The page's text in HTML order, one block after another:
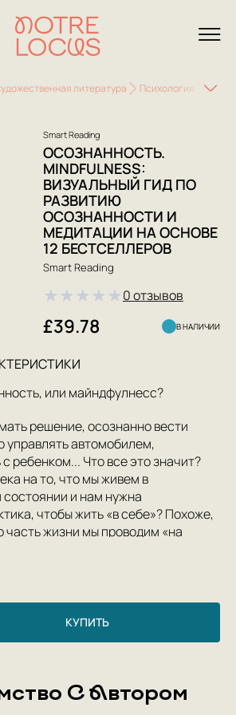
литература Психология
Smart Reading
ОСОЗНАННОСТЬ.
MINDFULNESS:
ВИЗУАЛЬНЫЙ ГИД ПО
РАЗВИТИЮ
ОСОЗНАННОСТИ И
МЕДИТАЦИИ НА ОСНОВЕ
12 БЕСТСЕЛЛЕРОВ
Smart Reading
★★★★★0 отзывов
£39.78 В НАЛИЧИИ
или майндфулнесc?
решение, осознанно вести
управлять автомобилем,
ребенком... Что все это значит?
на то, что мы живем в
и нам нужна
чтобы жить «в себе»? Похоже,
часть жизни мы проводим «на
скорее в своей голове, нежели в
просматривая ленту
планируя завтрашнюю встречу.
над океаном не может отвлечь нас
с внутренним критиком и
приносит нам так мало
КУПИТЬ
С Автором